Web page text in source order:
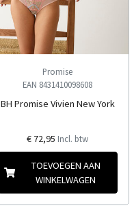
Promise
EAN 8431410098608
BH Promise Vivien New York
€ 72,95 Incl. btw
TOEVOEGEN AAN
WINKELWAGEN